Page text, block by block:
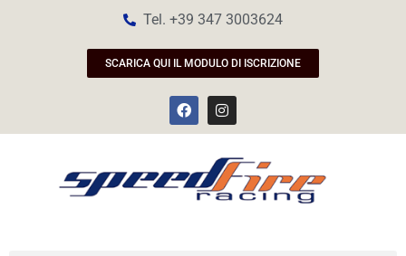
Tel. +39 347 3003624
SCARICA QUI IL MODULO DI ISCRIZIONE